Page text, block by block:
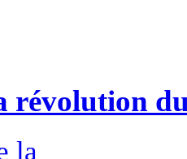
révolution